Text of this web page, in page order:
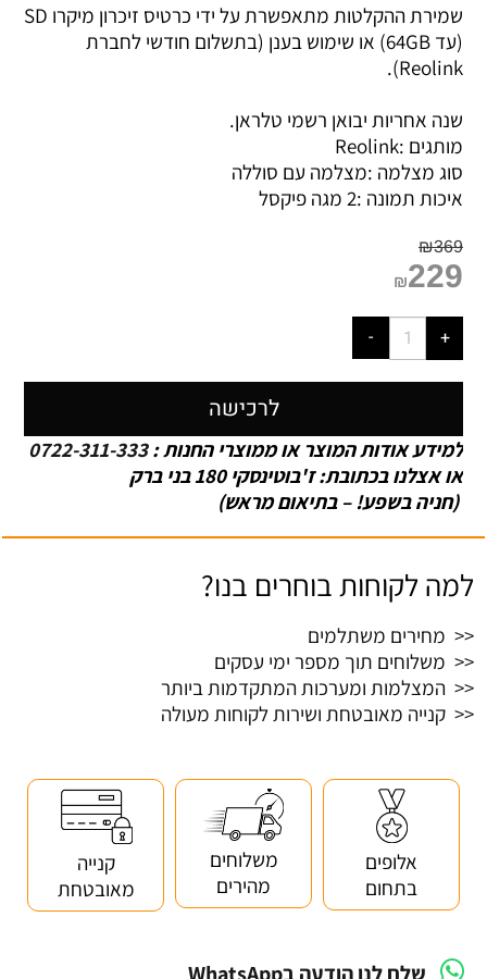
שמירת ההקלטות מתאפשרת על ידי כרטיס זיכרון מיקרו SD
(עד 64GB) או שימוש בענן (בתשלום חודשי לחברת
Reolink).
שנה אחריות יבואן רשמי טלראן.
מותגים :Reolink
סוג מצלמה :מצלמה עם סוללה
איכות תמונה :2 מגה פיקסל
₪369
₪229
לרכישה
למידע אודות המוצר או ממוצרי החנות :0722-311-333
או אצלנו בכתובת: ז'בוטינסקי 180 בני ברק
(חניה בשפע! – בתיאום מראש)
למה לקוחות בוחרים בנו?
<< מחירים משתלמים
<< משלוחים תוך מספר ימי עסקים
<< המצלמות ומערכות המתקדמות ביותר
<< קנייה מאובטחת ושירות לקוחות מעולה
אלופים
בתחום
משלוחים
מהירים
קנייה
מאובטחת